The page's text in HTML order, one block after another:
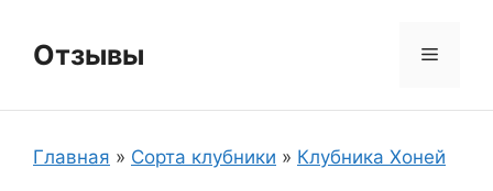
содержимому
Отзывы Меню
Главная » Сорта клубники » Клубника Хоней